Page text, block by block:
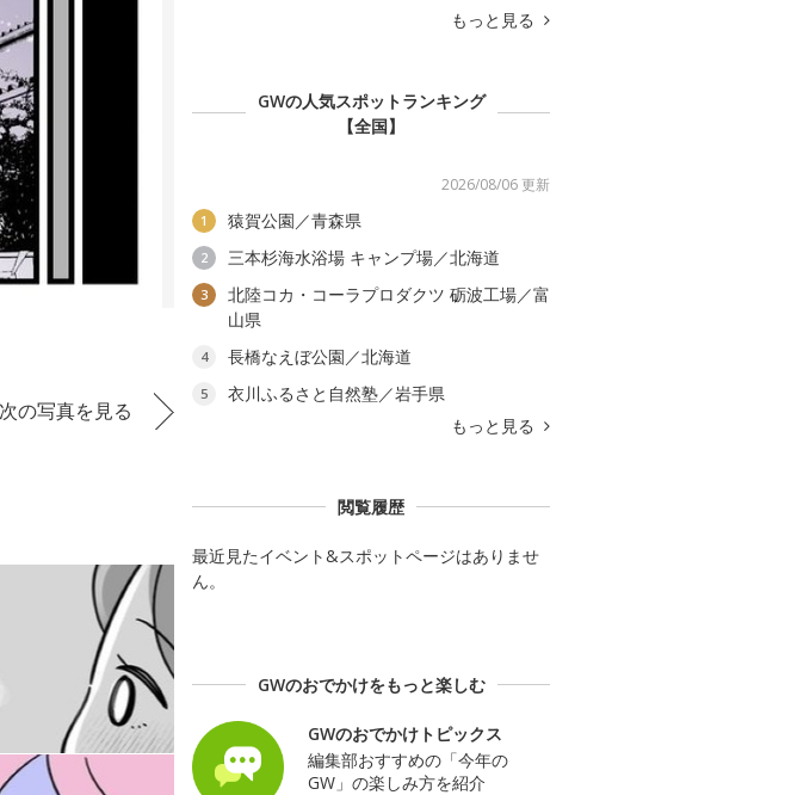
次の写真を見る
もっと見る
GWの人気スポットランキング
【全国】
2026/08/06 更新
1 猿賀公園／青森県
2 三本杉海水浴場 キャンプ場／北海道
3
北陸コカ・コーラプロダクツ 砺波工場／富
山県
4 長橋なえぼ公園／北海道
5
衣川ふるさと自然塾／岩手県
もっと見る
閲覧履歴
最近見たイベント&スポットページはありませ
ん。
GWのおでかけをもっと楽しむ
GWのおでかけトピックス
編集部おすすめの「今年の
GW」の楽しみ方を紹介